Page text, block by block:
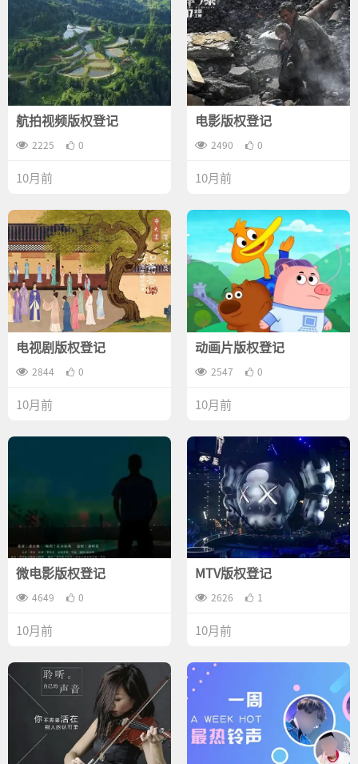
航拍视频版权登记
2225 0
10月前
电影版权登记
2490 0
10月前
电视剧版权登记
2844 0
10月前
动画片版权登记
2547 0
10月前
微电影版权登记
4649 0
10月前
MTV版权登记
2626 1
10月前